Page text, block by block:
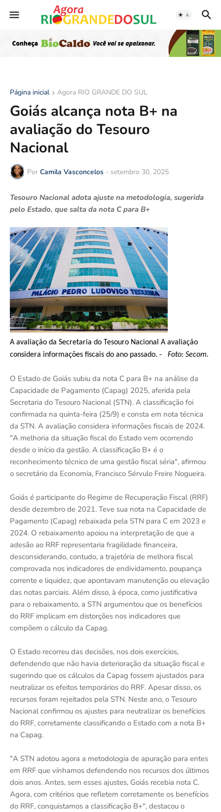
Página inicial Agora RIO GRANDE DO SUL
Goiás alcança nota B+ na
avaliação do Tesouro
Nacional
Por Camila Vasconcelos - setembro 30, 2025
Tesouro Nacional adota ajuste na metodologia, sugerida
pelo Estado, que salta da nota C para B+
A avaliação da Secretaria do Tesouro Nacional A avaliação
considera informações fiscais do ano passado. -
Foto: Secom.
O Estado de Goiás subiu da nota C para B+ na análise da
Capacidade de Pagamento (Capag) 2025, aferida pela
Secretaria do Tesouro Nacional (STN). A classificação foi
confirmada na quinta-feira (25/9) e consta em nota técnica
da STN. A avaliação considera informações fiscais de 2024.
"A melhoria da situação fiscal do Estado vem ocorrendo
desde o início da gestão. A classificação B+ é o
reconhecimento técnico de uma gestão fiscal séria", afirmou
o secretário da Economia, Francisco Sérvulo Freire Nogueira.
Goiás é participante do Regime de Recuperação Fiscal (RRF)
desde dezembro de 2021. Teve sua nota na Capacidade de
Pagamento (Capag) rebaixada pela STN para C em 2023 e
2024. O rebaixamento apoiou na interpretação de que a
adesão ao RRF representaria fragilidade financeira,
desconsiderando, contudo, a trajetória de melhora fiscal
comprovada nos indicadores de endividamento, poupança
corrente e liquidez, que apontavam manutenção ou elevação
das notas parciais. Além disso, à época, como justificativa
para o rebaixamento, a STN argumentou que os benefícios
do RRF implicam em distorções nos indicadores que
compõem o cálculo da Capag.
O Estado recorreu das decisões, nos dois exercícios,
defendendo que não havia deterioração da situação fiscal e
sugerindo que os cálculos da Capag fossem ajustados para
neutralizar os efeitos temporários do RRF. Apesar disso, os
recursos foram rejeitados pela STN. Neste ano, o Tesouro
Nacional confirmou os ajustes para neutralizar os benefícios
do RRF, corretamente classificando o Estado com a nota B+
na Capag.
"A STN adotou agora a metodologia de apuração para entes
em RRF que vínhamos defendendo nos recursos dos últimos
dois anos. Antes, sem esses ajustes, Goiás recebia nota C.
Agora, com critérios que refletem corretamente os benefícios
do RRF, conquistamos a classificação B+", destacou o